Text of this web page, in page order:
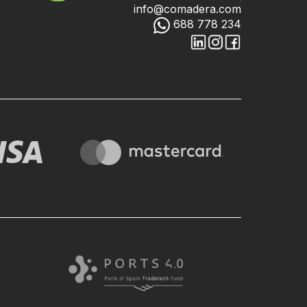
info@comadera.com
688 778 234